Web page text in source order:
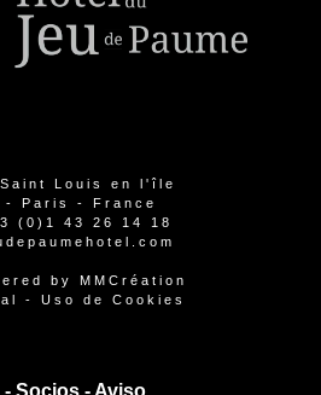
Louis en l'île
- Paris - France
(0)1 43 26 14 18
by MMCréation
- Uso de Cookies